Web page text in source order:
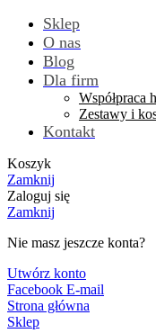
Sklep
O nas
Blog
Dla firm
Współpraca
Zestawy i
Kontakt
Koszyk
Zamknij
Zaloguj się
Zamknij
Nie masz jeszcze konta?
Utwórz konto
Facebook E-mail
Strona główna
Sklep